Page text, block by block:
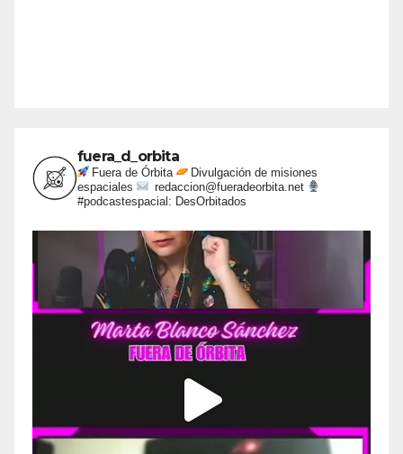
fuera_d_orbita
Fuera de Órbita
Divulgación de misiones
espaciales
redaccion@fueradeorbita.net
#podcastespacial: DesOrbitados